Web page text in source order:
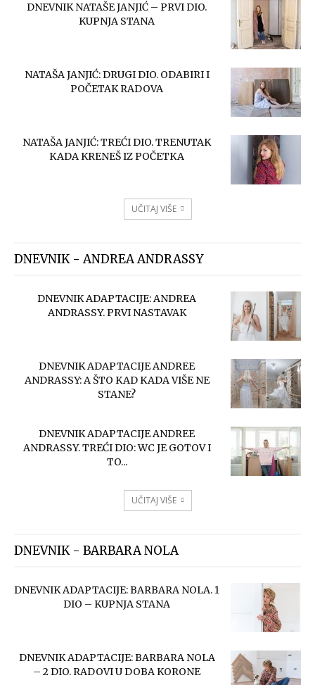
DNEVNIK NATAŠE JANJIĆ – PRVI DIO.
KUPNJA STANA
NATAŠA JANJIĆ: DRUGI DIO. ODABIRI I
POČETAK RADOVA
NATAŠA JANJIĆ: TREĆI DIO. TRENUTAK
KADA KRENEŠ IZ POČETKA
UČITAJ VIŠE
DNEVNIK - ANDREA ANDRASSY
DNEVNIK ADAPTACIJE: ANDREA
ANDRASSY. PRVI NASTAVAK
DNEVNIK ADAPTACIJE ANDREE
ANDRASSY: A ŠTO KAD KADA VIŠE NE
STANE?
DNEVNIK ADAPTACIJE ANDREE
ANDRASSY. TREĆI DIO: WC JE GOTOV I
TO...
UČITAJ VIŠE
DNEVNIK - BARBARA NOLA
DNEVNIK ADAPTACIJE: BARBARA NOLA. 1
DIO – KUPNJA STANA
DNEVNIK ADAPTACIJE: BARBARA NOLA
– 2 DIO. RADOVI U DOBA KORONE